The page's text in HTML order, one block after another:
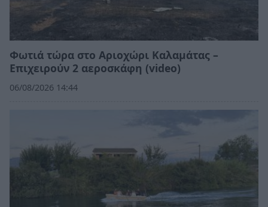
Φωτιά τώρα στο Αριοχώρι Καλαμάτας –
Επιχειρούν 2 αεροσκάφη (video)
06/08/2026 14:44